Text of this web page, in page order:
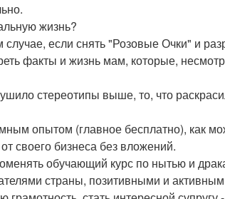
жизнь?
если снять "Розовые Очки" и
факты и жизнь мам, которые,
стереотипы выше, то, что
опытом (главное бесплатно), как
своего бизнеса без вложений.
обучающий курс по нытью и
страны, позитивными и